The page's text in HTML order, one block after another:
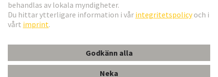
Sverige
© Teknologi-koncernen HARTING